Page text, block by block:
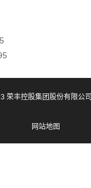
荣丰控股集团股份有限公司
网站地图